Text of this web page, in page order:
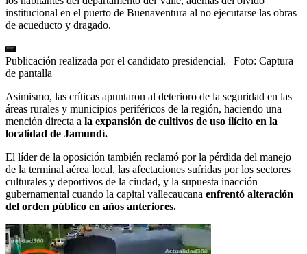
institucional en el puerto de Buenaventura al no ejecutarse las obras
de acueducto y dragado.
Publicación realizada por el candidato presidencial. | Foto: Captura
de pantalla
Asimismo, las críticas apuntaron al deterioro de la seguridad en las
áreas rurales y municipios periféricos de la región, haciendo una
mención directa a la expansión de cultivos de uso ilícito en la
localidad de Jamundí.
El líder de la oposición también reclamó por la pérdida del manejo
de la terminal aérea local, las afectaciones sufridas por los sectores
culturales y deportivos de la ciudad, y la supuesta inacción
gubernamental cuando la capital vallecaucana enfrentó alteración
del orden público en años anteriores.